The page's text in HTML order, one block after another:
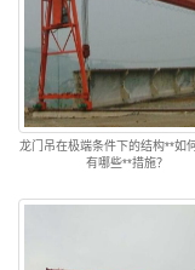
龙门吊在极端条件下的结构**如
有哪些**措施？